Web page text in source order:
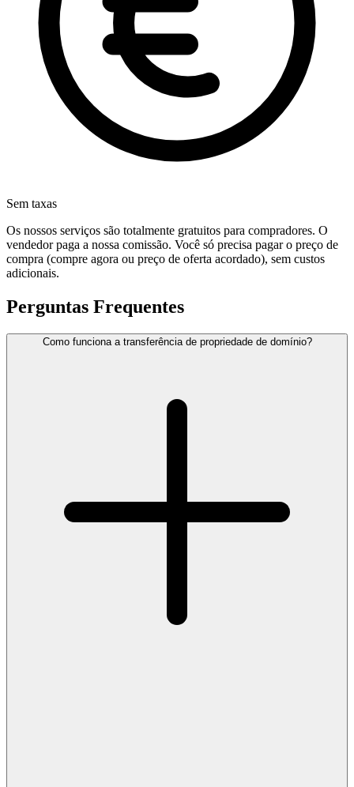
Sem taxas
Os nossos serviços são totalmente gratuitos para compradores. O
vendedor paga a nossa comissão. Você só precisa pagar o preço de
compra (compre agora ou preço de oferta acordado), sem custos
adicionais.
Perguntas Frequentes
Como funciona a transferência de propriedade de domínio?